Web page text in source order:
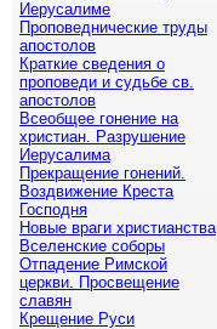
Иерусалиме
Проповеднические труды
апостолов
Краткие сведения о
проповеди и судьбе св.
апостолов
Всеобщее гонение на
христиан. Разрушение
Иерусалима
Прекращение гонений.
Воздвижение Креста
Господня
Новые враги христианства
Вселенские соборы
Отпадение Римской
церкви. Просвещение
славян
Крещение Руси